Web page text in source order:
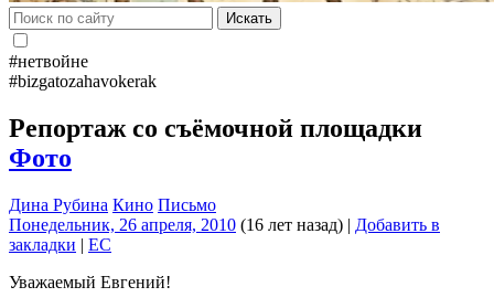
Искать
#нетвойне
#bizgatozahavokerak
Репортаж со съёмочной площадки
Фото
Дина Рубина Кино Письмо
Понедельник, 26 апреля, 2010 (16 лет назад) | Добавить в
закладки | EC
Уважаемый Евгений!